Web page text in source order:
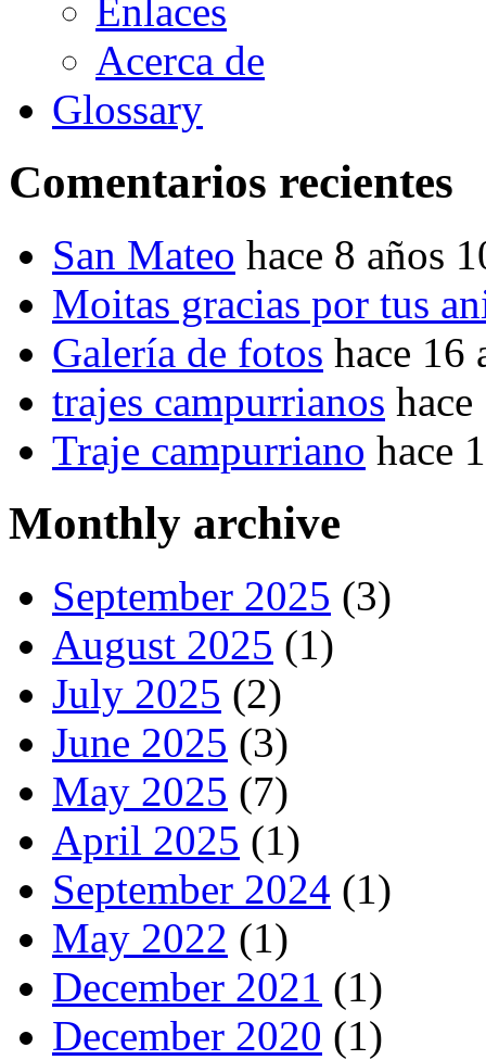
Enlaces
Acerca de
Glossary
Comentarios recientes
San Mateo hace 8 años
Moitas gracias por tus
Galería de fotos hace 16
trajes campurrianos
Traje campurriano hace
Monthly archive
September 2025 (3)
August 2025 (1)
July 2025 (2)
June 2025 (3)
May 2025 (7)
April 2025 (1)
September 2024 (1)
May 2022 (1)
December 2021 (1)
December 2020 (1)